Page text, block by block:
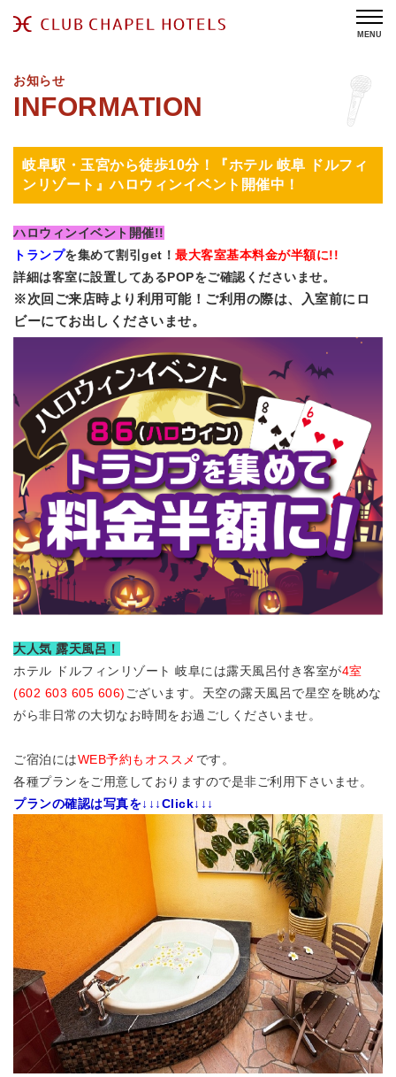
MENU
お知らせ
岐阜駅・玉宮から徒歩10分！『ホテル 岐阜 ドルフィ
ンリゾート』ハロウィンイベント開催中！
ハロウィンイベント開催!!
トランプを集めて割引get！ 最大客室基本料金が半額に!!
詳細は客室に設置してあるPOPをご確認くださいませ。
※次回ご来店時より利用可能！ご利用の際は、入室前にロ
ビーにてお出しくださいませ。
大人気 露天風呂！
ホテル ドルフィンリゾート 岐阜には露天風呂付き客室が4室
(602 603 605 606) ございます。天空の露天風呂で星空を眺めな
がら非日常の大切なお時間をお過ごしくださいませ。
ご宿泊にはWEB予約もオススメ です。
各種プランをご用意しておりますので是非ご利用下さいませ。
プランの確認は写真を↓↓↓Click↓↓↓